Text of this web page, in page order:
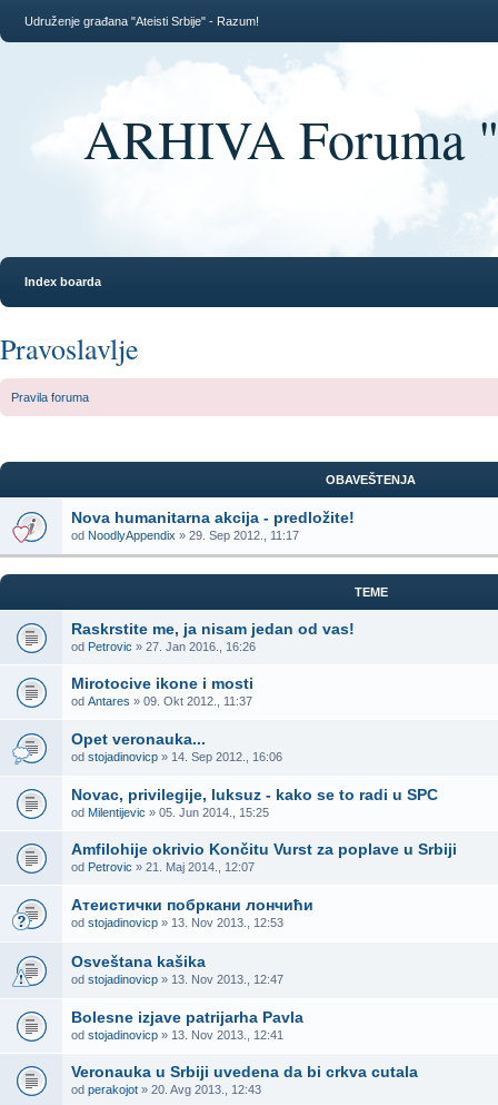
Udruženje građana "Ateisti Srbije" - Razum!
ARHIVA Foruma
Index boarda
Pravoslavlje
Pravila foruma
OBAVEŠTENJA
Nova humanitarna akcija - predložite!
od NoodlyAppendix » 29. Sep 2012., 11:17
TEME
Raskrstite me, ja nisam jedan od vas!
od Petrovic » 27. Jan 2016., 16:26
Mirotocive ikone i mosti
od Antares » 09. Okt 2012., 11:37
Opet veronauka...
od stojadinovicp » 14. Sep 2012., 16:06
Novac, privilegije, luksuz - kako se to radi u SPC
od Milentijevic » 05. Jun 2014., 15:25
Amfilohije okrivio Končitu Vurst za poplave u Srbiji
od Petrovic » 21. Maj 2014., 12:07
Атеистички побркани лончићи
od stojadinovicp » 13. Nov 2013., 12:53
Osveštana kašika
od stojadinovicp » 13. Nov 2013., 12:47
Bolesne izjave patrijarha Pavla
od stojadinovicp » 13. Nov 2013., 12:41
Veronauka u Srbiji uvedena da bi crkva cutala
od perakojot » 20. Avg 2013., 12:43